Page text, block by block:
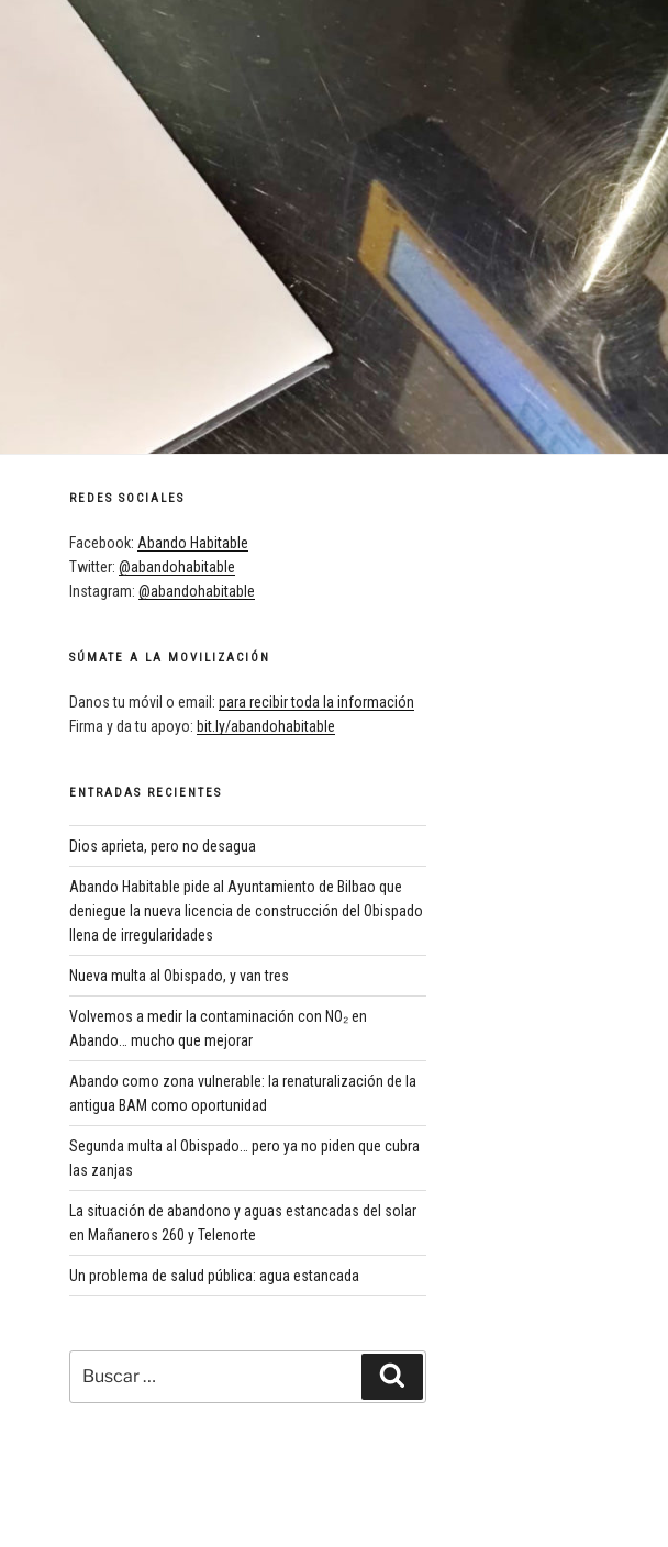
REDES SOCIALES
Facebook: Abando Habitable
Twitter: @abandohabitable
Instagram: @abandohabitable
SÚMATE A LA MOVILIZACIÓN
Danos tu móvil o email: para recibir toda la información
Firma y da tu apoyo: bit.ly/abandohabitable
ENTRADAS RECIENTES
Dios aprieta, pero no desagua
Abando Habitable pide al Ayuntamiento de Bilbao que
deniegue la nueva licencia de construcción del Obispado
llena de irregularidades
Nueva multa al Obispado, y van tres
Volvemos a medir la contaminación con NO₂ en
Abando… mucho que mejorar
Abando como zona vulnerable: la renaturalización de la
antigua BAM como oportunidad
Segunda multa al Obispado… pero ya no piden que cubra
las zanjas
La situación de abandono y aguas estancadas del solar
en Mañaneros 260 y Telenorte
Un problema de salud pública: agua estancada
por: